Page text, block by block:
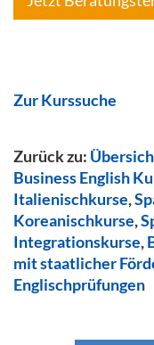
Zur Kurssuche
Zurück zu:
Business English
Italienischkurse,
Koreanischkurse,
Integrationskurse,
mit staatlicher
Englischprüfungen